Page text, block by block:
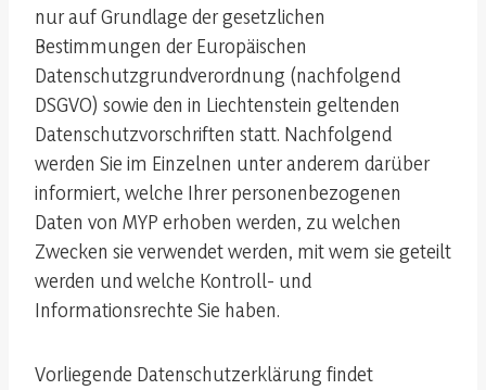
nur auf Grundlage der gesetzlichen
Bestimmungen der Europäischen
Datenschutzgrundverordnung (nachfolgend
DSGVO) sowie den in Liechtenstein geltenden
Datenschutzvorschriften statt. Nachfolgend
werden Sie im Einzelnen unter anderem darüber
informiert, welche Ihrer personenbezogenen
Daten von MYP erhoben werden, zu welchen
Zwecken sie verwendet werden, mit wem sie geteilt
werden und welche Kontroll- und
Informationsrechte Sie haben.
Vorliegende Datenschutzerklärung findet